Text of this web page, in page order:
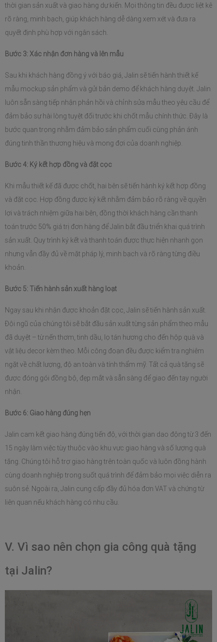
thời gian sản xuất và giao hàng dự kiến. Mọi thông tin đều được liệt kê
rõ ràng, minh bạch, giúp khách hàng dễ dàng xem xét và đưa ra
quyết định phù hợp với ngân sách.
Bước 3: Xác nhận đơn hàng và lên mẫu
Sau khi khách hàng đồng ý với báo giá, Jalin sẽ tiến hành thiết kế
mẫu mockup sản phẩm và gửi bản demo để khách hàng duyệt. Jalin
luôn sẵn sàng tiếp nhận phản hồi và chỉnh sửa mẫu theo yêu cầu để
đảm bảo sự hài lòng tuyệt đối trước khi chốt mẫu chính thức. Đây là
bước quan trọng nhằm đảm bảo sản phẩm cuối cùng phản ánh
đúng tinh thần thương hiệu và mong đợi của doanh nghiệp.
Bước 4: Ký kết hợp đồng và đặt cọc
Khi mẫu thiết kế đã được chốt, hai bên sẽ tiến hành ký kết hợp đồng
và đặt cọc. Hợp đồng được ký kết nhằm đảm bảo rõ ràng về quyền
lợi và trách nhiệm giữa hai bên, đồng thời khách hàng cần thanh
toán trước 50% giá trị đơn hàng để Jalin bắt đầu triển khai quá trình
sản xuất. Quy trình ký kết và thanh toán được thực hiện nhanh gọn
nhưng vẫn đầy đủ về mặt pháp lý, minh bạch và rõ ràng từng điều
khoản.
Bước 5: Tiến hành sản xuất hàng loạt
Ngay sau khi nhận được khoản đặt cọc, Jalin sẽ tiến hành sản xuất.
Đội ngũ của chúng tôi sẽ bắt đầu sản xuất từng sản phẩm theo mẫu
đã duyệt – từ nến thơm, tinh dầu, lọ tán hương cho đến hộp quà và
vật liệu decor kèm theo. Mỗi công đoạn đều được kiểm tra nghiêm
ngặt về chất lượng, độ an toàn và tính thẩm mỹ. Tất cả quà tặng sẽ
được đóng gói đồng bộ, đẹp mắt và sẵn sàng để giao đến tay người
nhận.
Bước 6: Giao hàng đúng hẹn
Jalin cam kết giao hàng đúng tiến độ, với thời gian dao động từ 3 đến
15 ngày làm việc tùy thuộc vào khu vực giao hàng và số lượng quà
tặng. Chúng tôi hỗ trợ giao hàng trên toàn quốc và luôn đồng hành
cùng doanh nghiệp trong suốt quá trình để đảm bảo mọi việc diễn ra
suôn sẻ. Ngoài ra, Jalin cung cấp đầy đủ hóa đơn VAT và chứng từ
liên quan nếu khách hàng có nhu cầu.
V. Vì sao nên chọn gia công quà tặng
tại Jalin?